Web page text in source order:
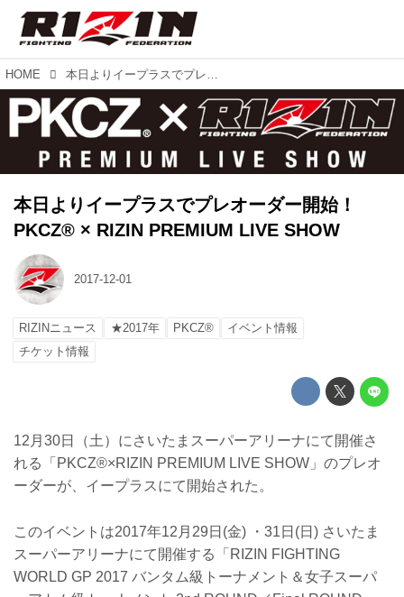
HOME 本日よりイープラスでプレオーダー開始！ PKCZ® × RIZIN PREMIUM LIVE SHOW
本日よりイープラスでプレオーダー開始！
PKCZ® × RIZIN PREMIUM LIVE SHOW
2017-12-01
RIZINニュース ★2017年 PKCZ®
イベント情報
チケット情報
12月30日（土）にさいたまスーパーアリーナにて開催さ
れる「PKCZ®×RIZIN PREMIUM LIVE SHOW」のプレオ
ーダーが、イープラスにて開始された。
このイベントは2017年12月29日(金) ・31日(日) さいたま
スーパーアリーナにて開催する「RIZIN FIGHTING
WORLD GP 2017 バンタム級トーナメント＆女子スーパ